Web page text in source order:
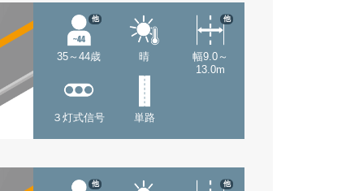
35～44歳
他
晴
幅9.0～
13.0m
他
３灯式信号 単路
他 他